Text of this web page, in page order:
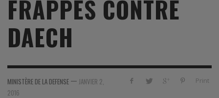
FRAPPES CONTRE
DAECH
Print
MINISTÈRE DE LA DEFENSE — JANVIER 2,
2016